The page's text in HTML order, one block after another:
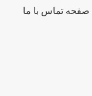
صفحه تماس با ما